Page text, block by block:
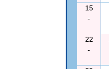
15
-
22
-